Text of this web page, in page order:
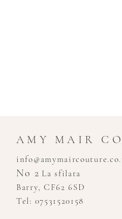
AMY MAIR
No 2 La sfilata
Barry, CF62 6SD
Tel: 07531520158